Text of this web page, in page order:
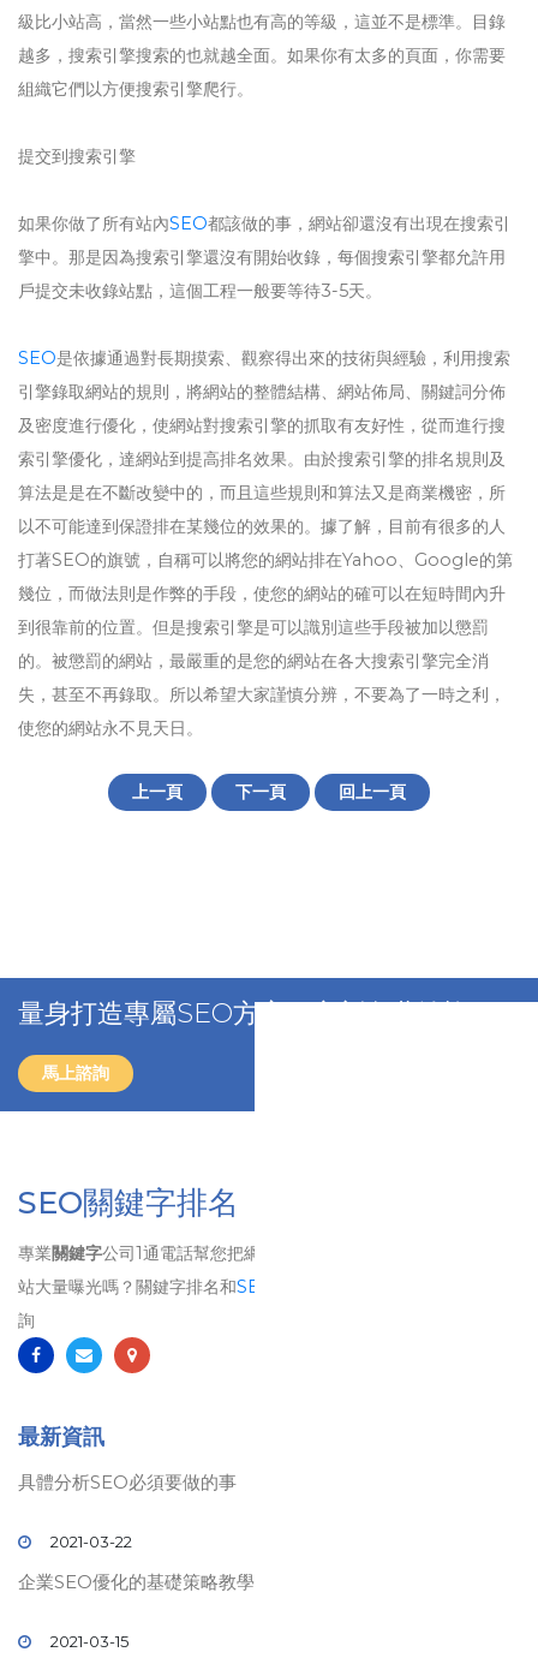
級比小站高，當然一些小站點也有高的等級，這並不是標準。目錄
越多，搜索引擎搜索的也就越全面。如果你有太多的頁面，你需要
組織它們以方便搜索引擎爬行。
提交到搜索引擎
如果你做了所有站內SEO都該做的事，網站卻還沒有出現在搜索引
擎中。那是因為搜索引擎還沒有開始收錄，每個搜索引擎都允許用
戶提交未收錄站點，這個工程一般要等待3-5天。
SEO是依據通過對長期摸索、觀察得出來的技術與經驗，利用搜索
引擎錄取網站的規則，將網站的整體結構、網站佈局、關鍵詞分佈
及密度進行優化，使網站對搜索引擎的抓取有友好性，從而進行搜
索引擎優化，達網站到提高排名效果。由於搜索引擎的排名規則及
算法是是在不斷改變中的，而且這些規則和算法又是商業機密，所
以不可能達到保證排在某幾位的效果的。據了解，目前有很多的人
打著SEO的旗號，自稱可以將您的網站排在Yahoo、Google的第
幾位，而做法則是作弊的手段，使您的網站的確可以在短時間內升
到很靠前的位置。但是搜索引擎是可以識別這些手段被加以懲罰
的。被懲罰的網站，最嚴重的是您的網站在各大搜索引擎完全消
失，甚至不再錄取。所以希望大家謹慎分辨，不要為了一時之利，
使您的網站永不見天日。
上一頁 下一頁 回上一頁
量身打造專屬SEO方案，立刻免費洽詢！
馬上諮詢
SEO關鍵字排名
專業關鍵字公司1通電話幫您把網站排名到第1頁、 想要讓自己的網
站大量曝光嗎？關鍵字排名和SEO
詢
最新資訊
具體分析SEO必須要做的事
2021-03-22
企業SEO優化的基礎策略教學
2021-03-15